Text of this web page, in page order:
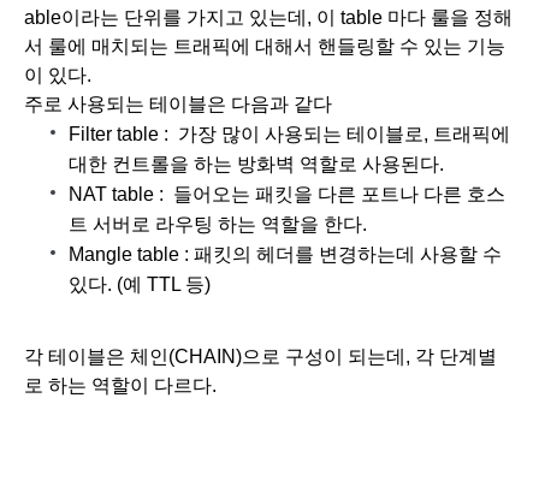
able이라는 단위를 가지고 있는데, 이 table 마다 룰을 정해
서 룰에 매치되는 트래픽에 대해서 핸들링할 수 있는 기능
이 있다.
주로 사용되는 테이블은 다음과 같다
Filter table :  가장 많이 사용되는 테이블로, 트래픽에
대한 컨트롤을 하는 방화벽 역할로 사용된다.
NAT table :  들어오는 패킷을 다른 포트나 다른 호스
트 서버로 라우팅 하는 역할을 한다.
Mangle table : 패킷의 헤더를 변경하는데 사용할 수
있다. (예 TTL 등)
각 테이블은 체인(CHAIN)으로 구성이 되는데, 각 단계별
로 하는 역할이 다르다.